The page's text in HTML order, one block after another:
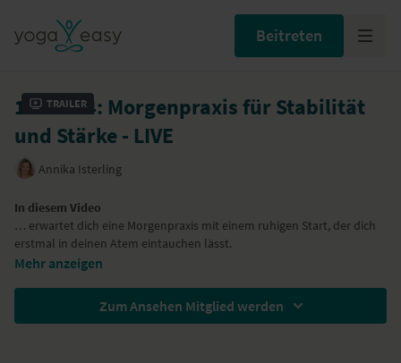
Beitreten
Trailer
16.02.24: Morgenpraxis für Stabilität
und Stärke - LIVE
Annika Isterling
In diesem Video
… erwartet dich eine Morgenpraxis mit einem ruhigen Start, der dich
erstmal in deinen Atem eintauchen lässt.
… weckst du Körper und Geist mit fließenden Bewegungen auf und
Mehr anzeigen
Zum Ansehen Mitglied werden